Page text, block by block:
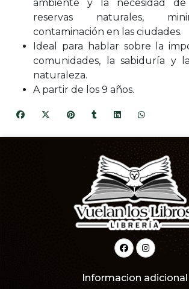
ambiente y la necesidad de
reservas naturales,
contaminación en las ciudades.
Ideal para hablar sobre la
comunidades, la sabiduría y
naturaleza.
A partir de los 9 años.
Informacion adicional